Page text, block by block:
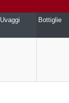
Uvaggi Bottiglie